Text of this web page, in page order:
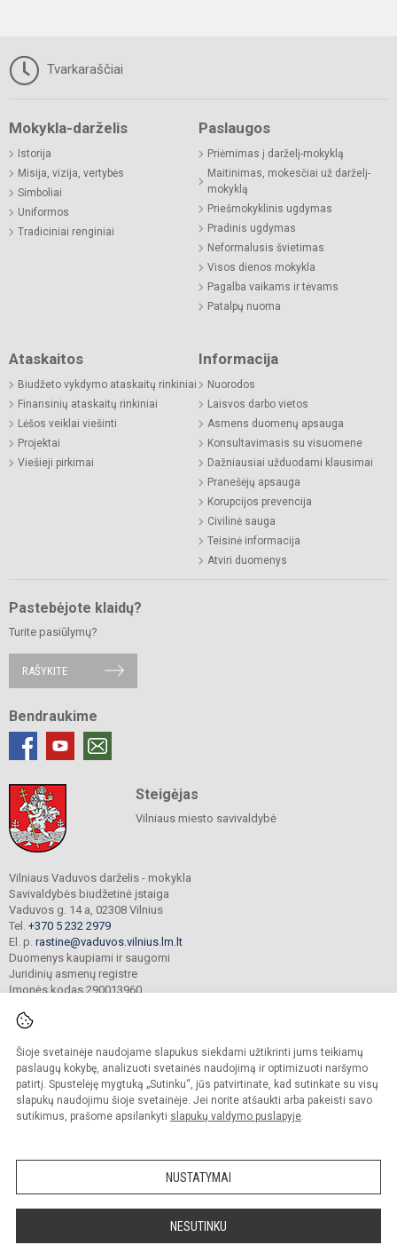
Šioje svetainėje naudojame slapukus siekdami užtikrinti jums teikiamų
paslaugų kokybę, analizuoti svetainės naudojimą ir optimizuoti naršymo
patirtį. Spustelėję mygtuką „Sutinku“, jūs patvirtinate, kad sutinkate su visų
slapukų naudojimu šioje svetainėje. Jei norite atšaukti arba pakeisti savo
sutikimus, prašome apsilankyti slapukų valdymo puslapyje.
NUSTATYMAI
NESUTINKU
Tvarkaraščiai
Mokykla-darželis
Istorija
Misija, vizija, vertybės
Simboliai
Uniformos
Tradiciniai renginiai
Paslaugos
Priėmimas į darželį-mokyklą
Maitinimas, mokesčiai už darželį-
mokyklą
Priešmokyklinis ugdymas
Pradinis ugdymas
Neformalusis švietimas
Visos dienos mokykla
Pagalba vaikams ir tėvams
Patalpų nuoma
Ataskaitos
Biudžeto vykdymo ataskaitų rinkiniai
Finansinių ataskaitų rinkiniai
Lėšos veiklai viešinti
Projektai
Viešieji pirkimai
Informacija
Nuorodos
Laisvos darbo vietos
Asmens duomenų apsauga
Konsultavimasis su visuomene
Dažniausiai užduodami klausimai
Pranešėjų apsauga
Korupcijos prevencija
Civilinė sauga
Teisinė informacija
Atviri duomenys
Pastebėjote klaidų?
Turite pasiūlymų?
RAŠYKITE
Bendraukime
Steigėjas
Vilniaus miesto savivaldybė
Vilniaus Vaduvos darželis - mokykla
Savivaldybės biudžetinė įstaiga
Vaduvos g. 14 a, 02308 Vilnius
Tel. +370 5 232 2979
El. p. rastine@vaduvos.vilnius.lm.lt
Duomenys kaupiami ir saugomi
Juridinių asmenų registre
Įmonės kodas 290013960
© 2023. Vilniaus Vaduvos darželis - mokykla. Visos teisės saugomos.
Kopijuoti turinį be raštiško įstaigos administracijos sutikimo griežtai draudžiama.
Prieinamumo paraiška Slapukų politika
Sumanus būdas atnaujinti